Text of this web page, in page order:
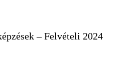
– Felvételi 2024